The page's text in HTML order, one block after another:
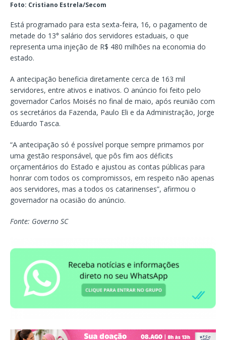
Foto: Cristiano Estrela/Secom
Está programado para esta sexta-feira, 16, o pagamento de
metade do 13° salário dos servidores estaduais, o que
representa uma injeção de R$ 480 milhões na economia do
estado.
A antecipação beneficia diretamente cerca de 163 mil
servidores, entre ativos e inativos. O anúncio foi feito pelo
governador Carlos Moisés no final de maio, após reunião com
os secretários da Fazenda, Paulo Eli e da Administração, Jorge
Eduardo Tasca.
“A antecipação só é possível porque sempre primamos por
uma gestão responsável, que pôs fim aos déficits
orçamentários do Estado e ajustou as contas públicas para
honrar com todos os compromissos, em respeito não apenas
aos servidores, mas a todos os catarinenses”, afirmou o
governador na ocasião do anúncio.
Fonte: Governo SC